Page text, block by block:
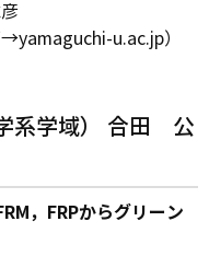
u.ac.jp）
系学域） 合田 公
，FRPからグリーン